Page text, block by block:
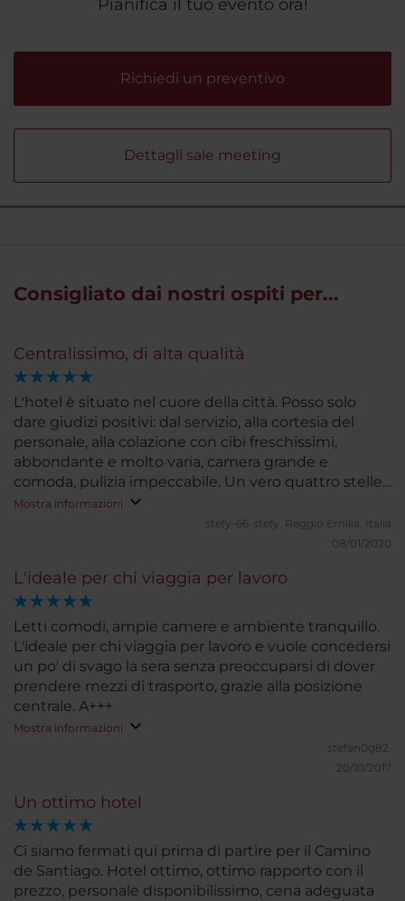
Pianifica il tuo evento ora!
Richiedi un preventivo
Dettagli sale meeting
Consigliato dai nostri ospiti per...
Centralissimo, di alta qualità
L'hotel è situato nel cuore della città. Posso solo
dare giudizi positivi: dal servizio, alla cortesia del
personale, alla colazione con cibi freschissimi,
abbondante e molto varia, camera grande e
comoda, pulizia impeccabile. Un vero quattro stelle
di alta qualità. Non da ultimo l'ottimo rapporto
Mostra informazioni
stefy-66-stefy. Reggio Emilia, Italia
08/01/2020
L'ideale per chi viaggia per lavoro
Letti comodi, ampie camere e ambiente tranquillo.
L'ideale per chi viaggia per lavoro e vuole concedersi
un po' di svago la sera senza preoccuparsi di dover
prendere mezzi di trasporto, grazie alla posizione
centrale. A+++
Mostra informazioni
stefan0g82.
20/10/2017
Un ottimo hotel
Ci siamo fermati qui prima di partire per il Camino
de Santiago. Hotel ottimo, ottimo rapporto con il
prezzo, personale disponibilissimo, cena adeguata